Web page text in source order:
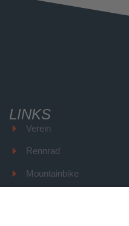
LINKS
Verein
Rennrad
Mountainbike